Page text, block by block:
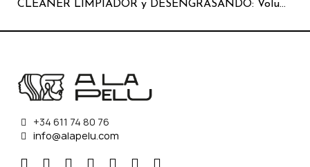
CLEANER LIMPIADOR y DESENGRASANDO: Volumen - 150 Ml
+34 611 74 80 76
info@alapelu.com